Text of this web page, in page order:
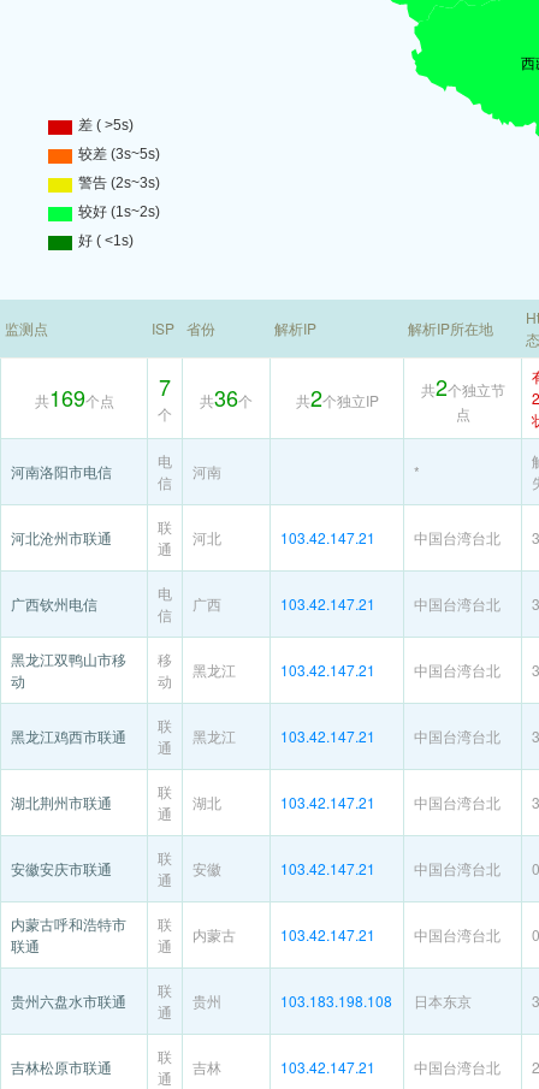
监测点 ISP 省份 解析IP 解析IP所在地
态
共169个点 7
个
共36个 共2个独立IP
共2个独立节
点
河南洛阳市电信
电
信
河南 *
河北沧州市联通
联
通
河北 103.42.147.21 中国台湾台北
广西钦州电信
电
信
广西 103.42.147.21 中国台湾台北
黑龙江双鸭山市移
动
移
动
黑龙江 103.42.147.21 中国台湾台北
黑龙江鸡西市联通
联
通
黑龙江 103.42.147.21 中国台湾台北
湖北荆州市联通
联
通
湖北 103.42.147.21 中国台湾台北
安徽安庆市联通
联
通
安徽 103.42.147.21 中国台湾台北 0
内蒙古呼和浩特市
联通
联
通
内蒙古 103.42.147.21 中国台湾台北 0
贵州六盘水市联通
联
通
贵州 103.183.198.108 日本东京
吉林松原市联通
联
通
吉林 103.42.147.21 中国台湾台北